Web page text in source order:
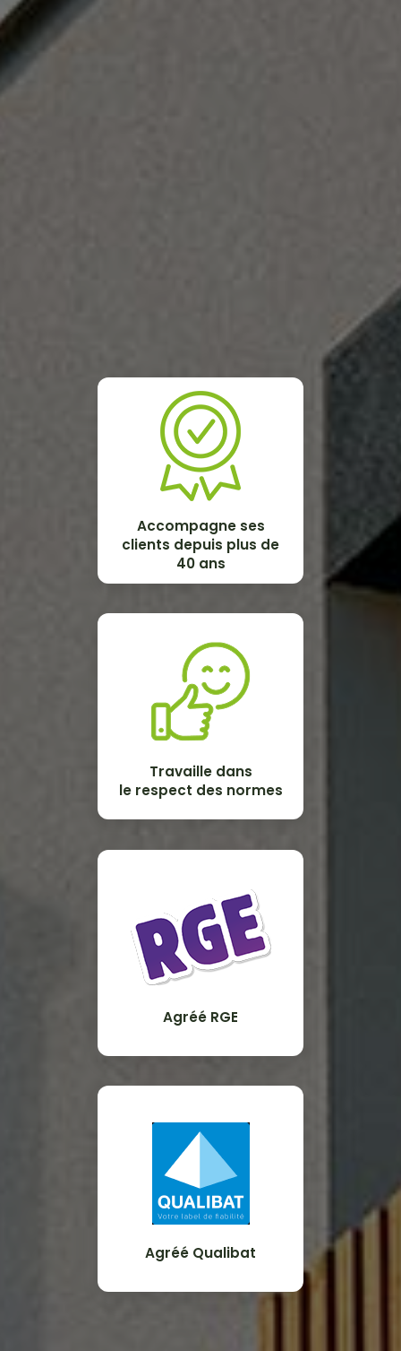
Accompagne ses
clients depuis plus de
40 ans
Travaille dans
le respect des normes
Agréé RGE
Agréé Qualibat